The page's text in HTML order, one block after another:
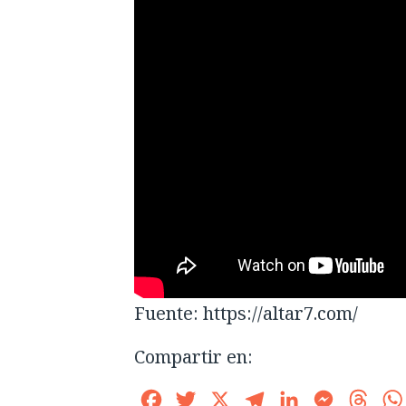
Fuente: https://altar7.com/
Compartir en:
FacebookTwitter TelegramLinkedInMessenger